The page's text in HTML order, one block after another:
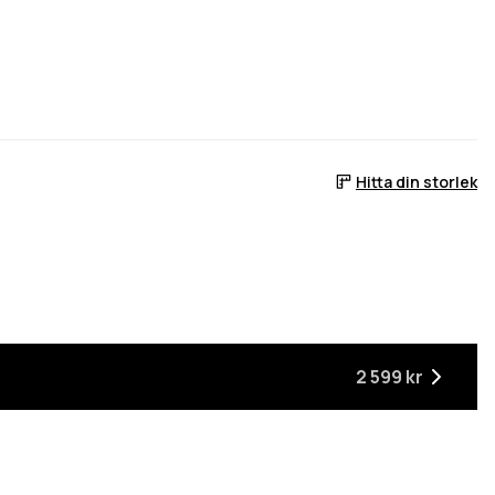
Hitta din storlek
tillbaka i lager
2 599 kr